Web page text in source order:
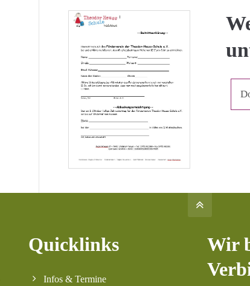
Quicklinks
Infos & Termine
Wir